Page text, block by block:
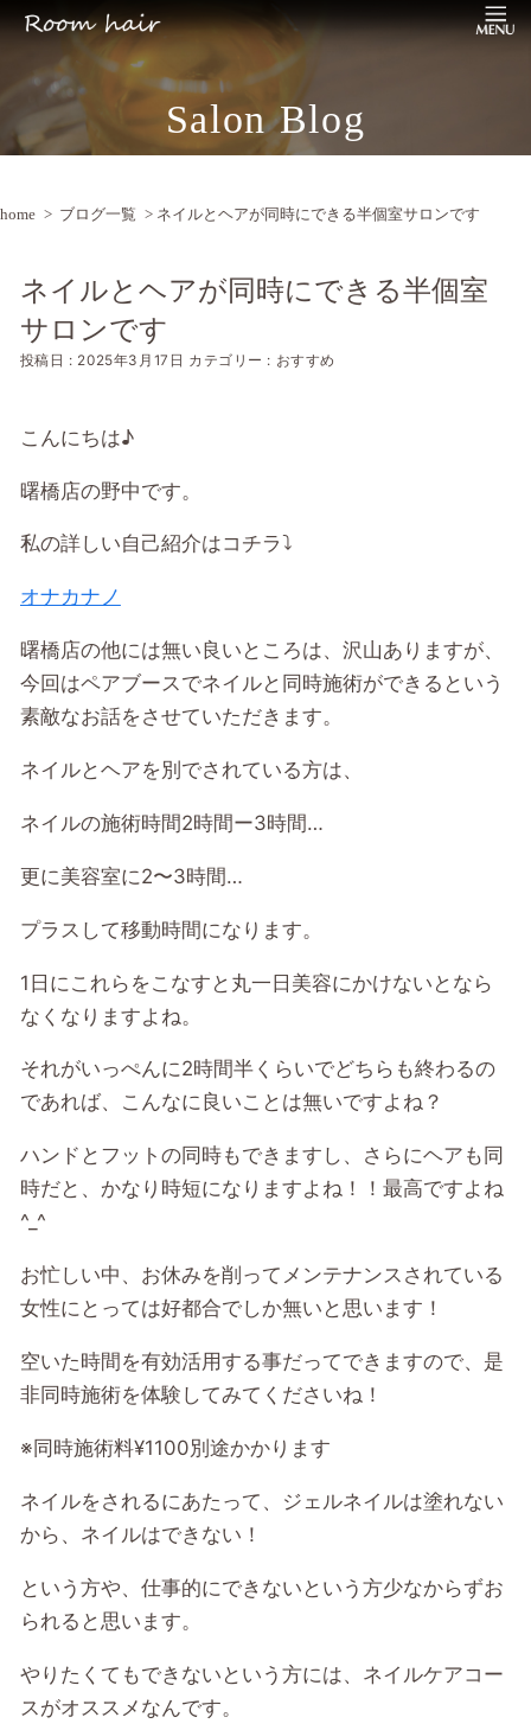
Salon Blog
home > ブログ一覧 > ネイルとヘアが同時にできる半個室サロンです
ネイルとヘアが同時にできる半個室
サロンです
投稿日 : 2025年3月17日 カテゴリー : おすすめ
こんにちは♪
曙橋店の野中です。
私の詳しい自己紹介はコチラ⤵︎
オナカナノ
曙橋店の他には無い良いところは、沢山ありますが、
今回はペアブースでネイルと同時施術ができるという
素敵なお話をさせていただきます。
ネイルとヘアを別でされている方は、
ネイルの施術時間2時間ー3時間…
更に美容室に2〜3時間…
プラスして移動時間になります。
1 日にこれらをこなすと丸一日美容にかけないとなら
なくなりますよね。
それがいっぺんに2時間半くらいでどちらも終わるの
であれば、こんなに良いことは無いですよね？
ハンドとフットの同時もできますし、さらにヘアも同
時だと、かなり時短になりますよね！！最高ですよね
^_^
お忙しい中、お休みを削ってメンテナンスされている
女性にとっては好都合でしか無いと思います！
空いた時間を有効活用する事だってできますので、是
非同時施術を体験してみてくださいね！
※同時施術料¥1100別途かかります
ネイルをされるにあたって、ジェルネイルは塗れない
から、ネイルはできない！
という方や、仕事的にできないという方少なからずお
られると思います。
やりたくてもできないという方には、ネイルケアコー
スがオススメなんです。